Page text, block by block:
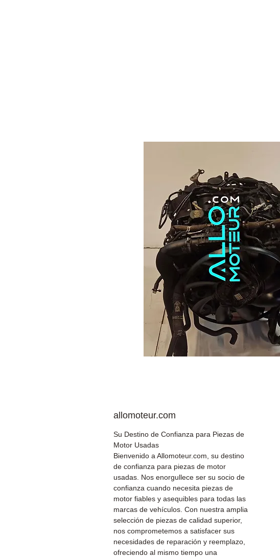
allomoteur.com
Su Destino de Confianza para Piezas de
Motor Usadas
Bienvenido a Allomoteur.com, su destino
de confianza para piezas de motor
usadas. Nos enorgullece ser su socio de
confianza cuando necesita piezas de
motor fiables y asequibles para todas las
marcas de vehículos. Con nuestra amplia
selección de piezas de calidad superior,
nos comprometemos a satisfacer sus
necesidades de reparación y reemplazo,
ofreciendo al mismo tiempo una